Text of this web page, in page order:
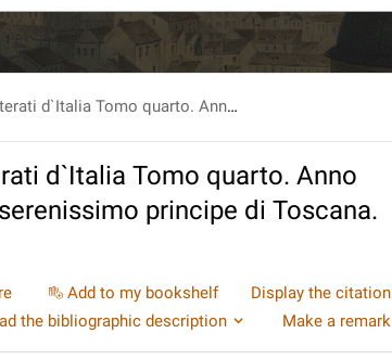
Giornale de letterati d`Italia Tomo quarto. Anno MDCCX. Sotto la protezione. del serenissimo principe di Toscana. T. 4
d`Italia Tomo quarto. Anno
principe di Toscana.
Add to my bookshelf
Display the citation
the bibliographic description
Make a remark